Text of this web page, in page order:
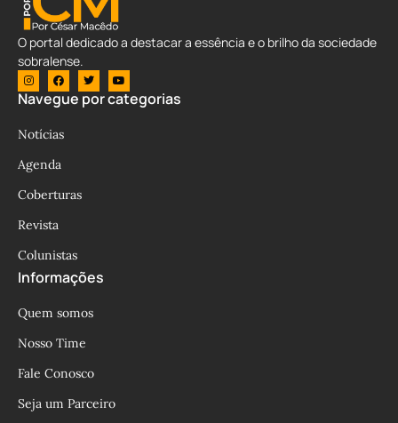
O portal dedicado a destacar a essência e o brilho da sociedade
sobralense.
Navegue por categorias
Notícias
Agenda
Coberturas
Revista
Colunistas
Informações
Quem somos
Nosso Time
Fale Conosco
Seja um Parceiro